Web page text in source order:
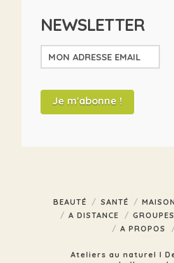
NEWSLETTER
BEAUTÉ SANTÉ MAISON
A DISTANCE
GROUPES
A PROPOS
Ateliers au naturel I